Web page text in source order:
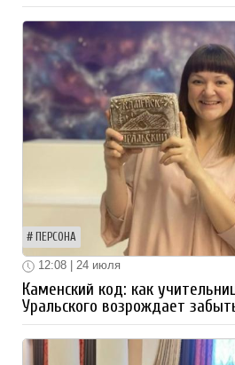
ПЕРСОНА
12:08 | 24 июля
Каменский код: как
Уральского возрождает